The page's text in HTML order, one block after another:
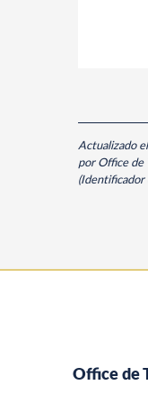
Actualizado
por Office de
Office de